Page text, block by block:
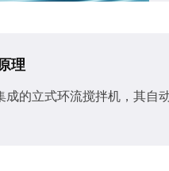
理
成的立式环流搅拌机​，其自